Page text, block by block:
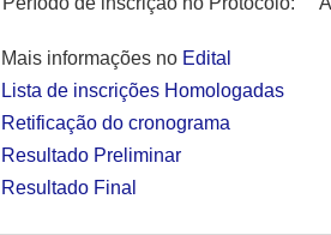
Mais informações no Edital
Lista de inscrições Homologadas
Retificação do cronograma
Resultado Preliminar
Resultado Final